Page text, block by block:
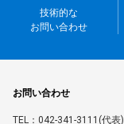
技術的な
お問い合わせ
お問い合わせ
TEL：042-341-3111(代表)